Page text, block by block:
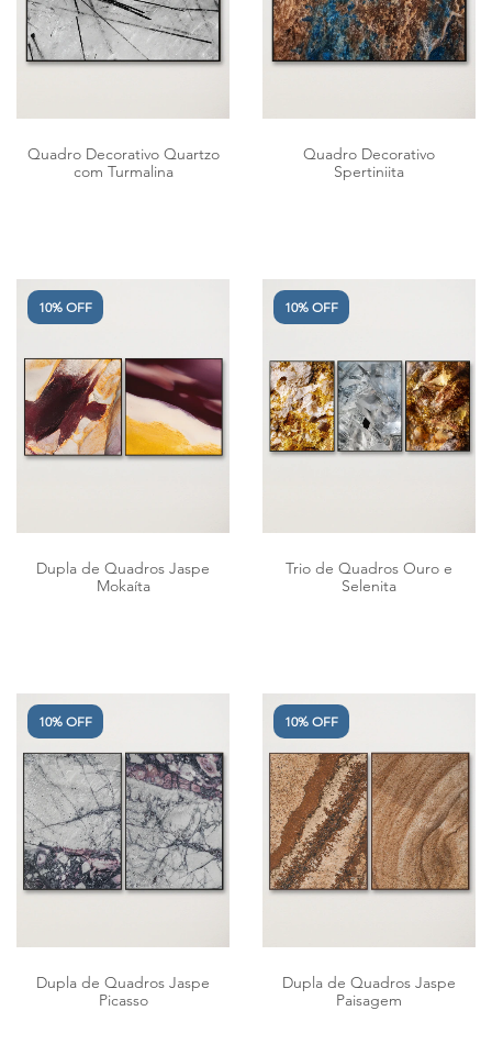
Quadro Decorativo Quartzo
com Turmalina
Quadro Decorativo
Spertiniita
10% OFF
Dupla de Quadros Jaspe
Mokaíta
10% OFF
Trio de Quadros Ouro e
Selenita
10% OFF
Dupla de Quadros Jaspe
Picasso
10% OFF
Dupla de Quadros Jaspe
Paisagem